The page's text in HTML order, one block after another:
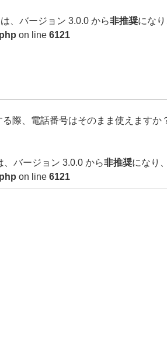
、バージョン 3.0.0 から非推奨にな
on line 6121
際、電話番号はそのまま使えますか
、バージョン 3.0.0 から非推奨になり
on line 6121